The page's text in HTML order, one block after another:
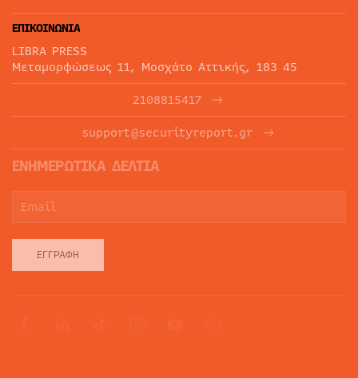
ΕΠΙΚΟΙΝΩΝΙΑ
LIBRA PRESS
Μεταμορφώσεως 11, Μοσχάτο Αττικής, 183 45
2108815417
support@securityreport.gr
ΕΝΗΜΕΡΩΤΙΚΑ ΔΕΛΤΙΑ
ΕΓΓΡΑΦΉ